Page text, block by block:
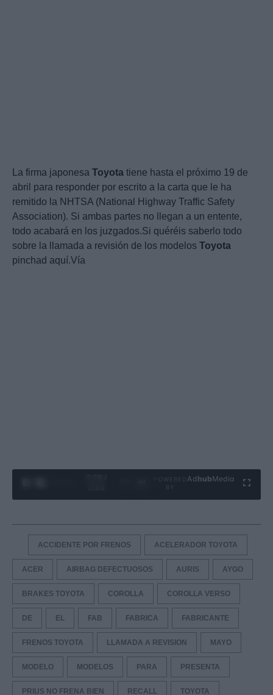
La firma japonesa Toyota tiene hasta el próximo 19 de
abril para responder por escrito a la carta que le ha
remitido la NHTSA (National Highway Traffic Safety
Association). Si ambas partes no llegan a un entente,
todo acabará en los juzgados.Si quéréis saberlo todo
sobre la llamada a revisión de los modelos Toyota
pinchad aquí.Vía
0:29 /
Ad hubMedia
ACCIDENTE POR FRENOS ACELERADOR TOYOTA
ACER AIRBAG DEFECTUOSOS AURIS AYGO
BRAKES TOYOTA COROLLA COROLLA VERSO
DE EL FAB FABRICA FABRICANTE
FRENOS TOYOTA LLAMADA A REVISION MAYO
MODELO MODELOS PARA PRESENTA
PRIUS NO FRENA BIEN RECALL TOYOTA